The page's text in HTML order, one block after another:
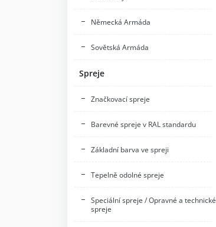
Německá Armáda
Sovětská Armáda
Spreje
Značkovací spreje
Barevné spreje v RAL standardu
Základní barva ve spreji
Tepelně odolné spreje
Speciální spreje / Opravné a technické
spreje